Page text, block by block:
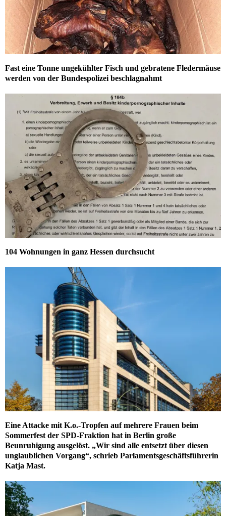
Fast eine Tonne ungekühlter Fisch und gebratene Fledermäuse
werden von der Bundespolizei beschlagnahmt
104 Wohnungen in ganz Hessen durchsucht
Eine Attacke mit K.o.-Tropfen auf mehrere Frauen beim
Sommerfest der SPD-Fraktion hat in Berlin große
Beunruhigung ausgelöst. „Wir sind alle entsetzt über diesen
unglaublichen Vorgang“, schrieb Parlamentsgeschäftsführerin
Katja Mast.